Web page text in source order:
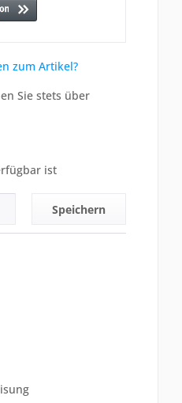
zum Artikel?
Sie stets über
ist
Speichern